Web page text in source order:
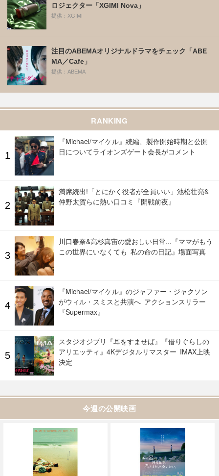
ロジェクター「XGIMI Nova」
提供：XGIMI
注目のABEMAオリジナルドラマをチェック「ABE
MA／Cafe」
提供：ABEMA
RANKING
『Michael/マイケル』続編、製作開始時期と公開
日についてライオンズゲート会長がコメント
満席続出!「とにかく役者が全員いい」池松壮亮&
仲野太賀らに熱い口コミ『開戦前夜』
川口春奈&高杉真宙の愛おしい日常...『ママがもう
この世界にいなくても 私の命の日記』場面写真
『Michael/マイケル』のジャファー・ジャクソン
がウィル・スミスと共演へ アクションスリラー
『Supermax』
スタジオジブリ『耳をすませば』『借りぐらしの
アリエッティ』4Kデジタルリマスター IMAX上映
決定
今週の公開映画